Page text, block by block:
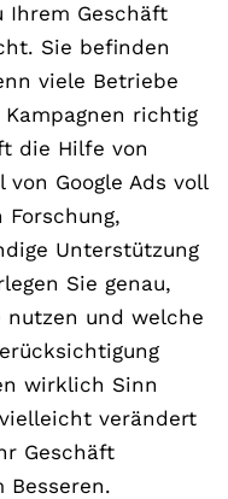
Ihrem Geschäft
Sie befinden
viele Betriebe
richtig
die Hilfe von
Google Ads voll
Unterstützung
Sie genau,
nutzen und welche
wirklich Sinn
verändert
Geschäft
Besseren.